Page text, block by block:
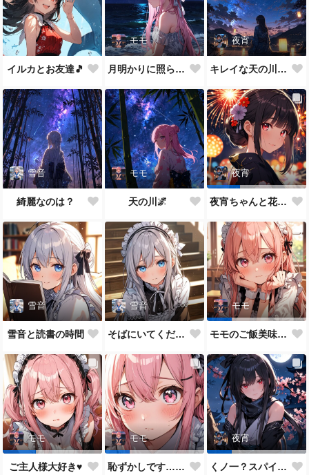
イルカとお友達🎵
モモ
月明かりに照らされて🎵
夜宵
キレイな天の川が一面に…
雪音
綺麗なのは？
モモ
天の川🌌
夜宵
夜宵ちゃんと花火大会
雪音
雪音と読書の時間
雪音
そばにいてください♥
モモ
モモのご飯美味しい？
モモ
ご主人様大好き♥
モモ
恥ずかしです…ご主人様♥
夜宵
くノ一？スパイ？どっちがいいかな？